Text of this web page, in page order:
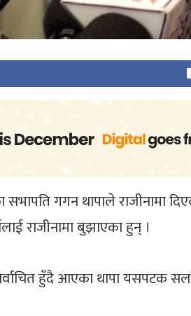
सभापति गगन थापाले राजीनामा
राजीनामा बुझाएका हुन् ।
हुँदै आएका थापा यसपटक